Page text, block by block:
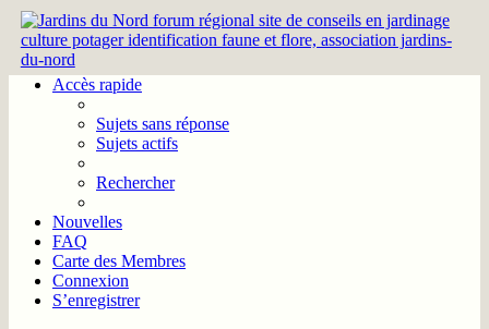
Accès rapide
Sujets sans réponse
Sujets actifs
Rechercher
Nouvelles
FAQ
Carte des Membres
Connexion
S’enregistrer